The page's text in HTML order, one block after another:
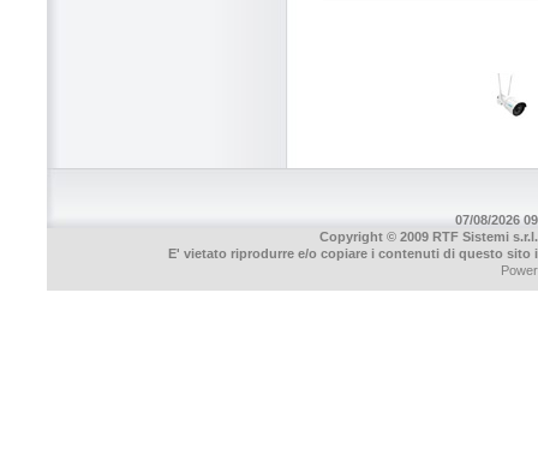
07/08/2026
Copyright © 2009 RTF Sistemi
E' vietato riprodurre e/o copiare i contenuti di questo